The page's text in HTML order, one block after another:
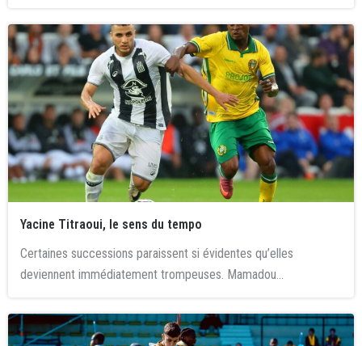
Yacine Titraoui, le sens du tempo
Certaines successions paraissent si évidentes qu’elles
deviennent immédiatement trompeuses. Mamadou...